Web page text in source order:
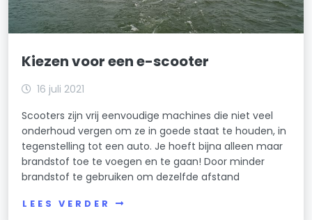
Kiezen voor een e-scooter
16 juli 2021
Scooters zijn vrij eenvoudige machines die niet veel
onderhoud vergen om ze in goede staat te houden, in
tegenstelling tot een auto. Je hoeft bijna alleen maar
brandstof toe te voegen en te gaan! Door minder
brandstof te gebruiken om dezelfde afstand
LEES VERDER